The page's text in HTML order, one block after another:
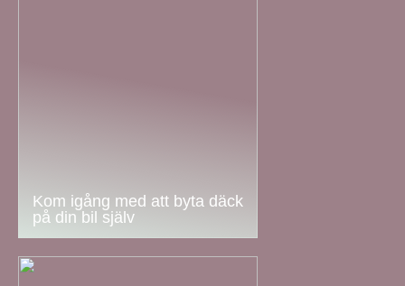
Kom igång med att byta däck
på din bil själv